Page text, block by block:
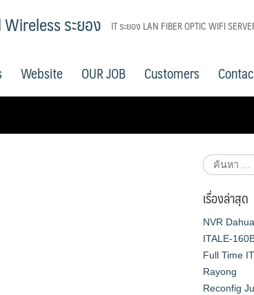
ระยอง IT ระยอง LAN FIBER OPTIC WIFI
Website OUR JOB Customers
ค้นหา
สำหรับ:
เรื่องล่าสุด
NVR
ITALE-
Full Time
Rayong
Reconfig